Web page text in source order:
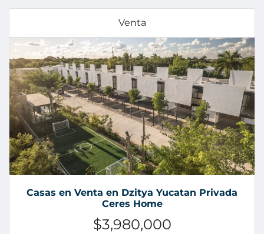
Venta
Casas en Venta en Dzitya Yucatan Privada
Ceres Home
$3,980,000